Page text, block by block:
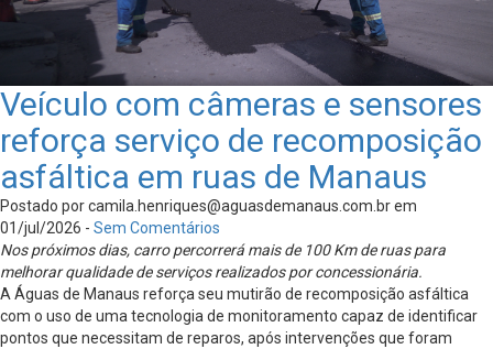
Veículo com câmeras e sensores
reforça serviço de recomposição
asfáltica em ruas de Manaus
Postado porcamila.henriques@aguasdemanaus.com.brem
01/jul/2026 - Sem Comentários
Nos próximos dias, carro percorrerá mais de 100 Km de ruas para
melhorar qualidade de serviços realizados por concessionária.
A Águas de Manaus reforça seu mutirão de recomposição asfáltica
com o uso de uma tecnologia de monitoramento capaz de identificar
pontos que necessitam de reparos, após intervenções que foram